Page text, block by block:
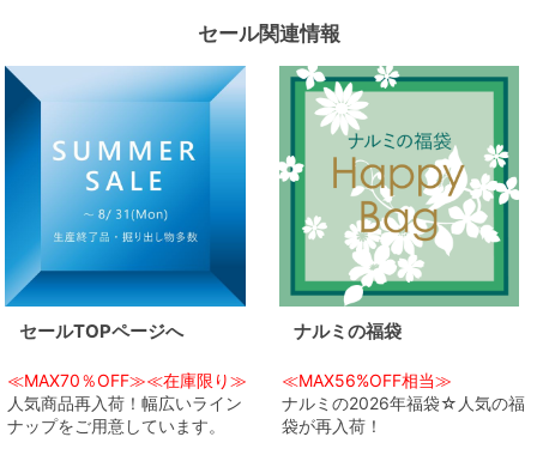
セール関連情報
セールTOPページへ
≪MAX70％OFF≫≪在庫限り≫
人気商品再入荷！幅広いライン
ナップをご用意しています。
ナルミの福袋
≪MAX56%OFF相当≫
ナルミの2026年福袋☆人気の福
袋が再入荷！